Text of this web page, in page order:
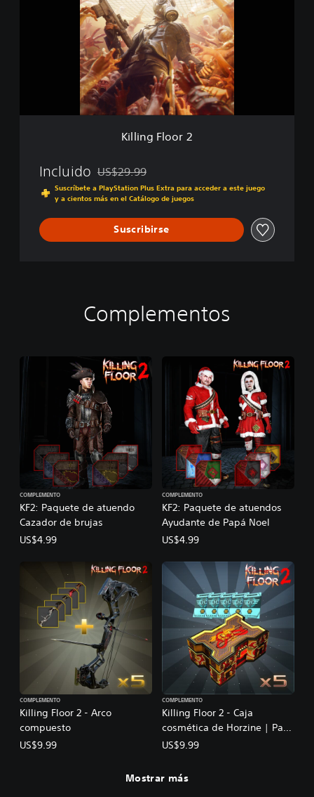
r
Killing Floor 2
Incluido Rebajado del precio original de US$29.99
US$29.99
Suscríbete a PlayStation Plus Extra para acceder a este juego
y a cientos más en el Catálogo de juegos
Suscribirse
Complementos
KF2: Paquete de atuendo
Cazador de brujas
COMPLEMENTO
US$4.99
KF2: Paquete de atuendos
Ayudante de Papá Noel
COMPLEMENTO
US$4.99
Killing Floor 2 - Arco
compuesto
COMPLEMENTO
US$9.99
Killing Floor 2 - Caja
cosmética de Horzine | Pack
bronce serie 4
COMPLEMENTO
US$9.99
Mostrar más